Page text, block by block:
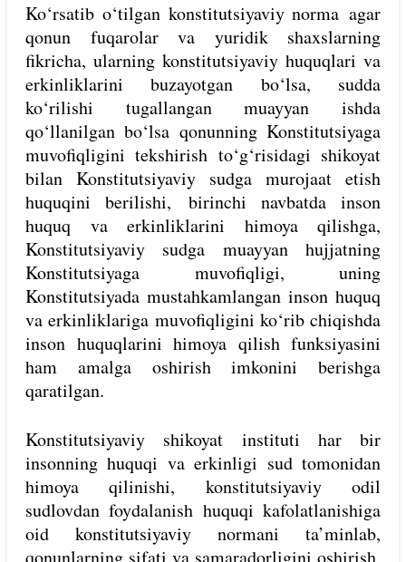
Ko‘rsatib o‘tilgan konstitutsiyaviy norma agar
qonun fuqarolar va yuridik shaxslarning
fikricha, ularning konstitutsiyaviy huquqlari va
erkinliklarini buzayotgan bo‘lsa, sudda
ko‘rilishi tugallangan muayyan ishda
qo‘llanilgan bo‘lsa qonunning Konstitutsiyaga
muvofiqligini tekshirish to‘g‘risidagi shikoyat
bilan Konstitutsiyaviy sudga murojaat etish
huquqini berilishi, birinchi navbatda inson
huquq va erkinliklarini himoya qilishga,
Konstitutsiyaviy sudga muayyan hujjatning
Konstitutsiyaga muvofiqligi, uning
Konstitutsiyada mustahkamlangan inson huquq
va erkinliklariga muvofiqligini ko‘rib chiqishda
inson huquqlarini himoya qilish funksiyasini
ham amalga oshirish imkonini berishga
qaratilgan.
Konstitutsiyaviy shikoyat instituti har bir
insonning huquqi va erkinligi sud tomonidan
himoya qilinishi, konstitutsiyaviy odil
sudlovdan foydalanish huquqi kafolatlanishiga
oid konstitutsiyaviy normani ta’minlab,
qonunlarning sifati va samaradorligini oshirish,